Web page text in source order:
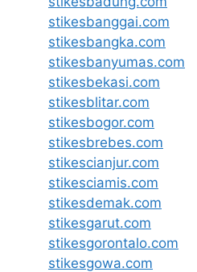
stikesbanggai.com
stikesbangka.com
stikesbanyumas.com
stikesbekasi.com
stikesblitar.com
stikesbogor.com
stikesbrebes.com
stikescianjur.com
stikesciamis.com
stikesdemak.com
stikesgarut.com
stikesgorontalo.com
stikesgowa.com